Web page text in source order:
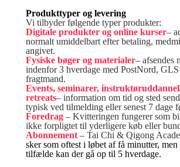
Produkttyper og levering
Vi tilbyder følgende typer produkter:
Digitale produkter og online kurser–
normalt umiddelbart efter betaling,
angivet.
Fysiske bøger og materialer– afsendes
indenfor 3 hverdage med PostNord,
fragtmand.
Events, seminarer,
retreats– information om tid og sted
typisk ved tilmelding eller senest 7 dage
Foredrag – Kvitteringen fungerer som
ikke forpligtet til yderligere køb eller
Abonnement – Tai Chi & Qigong
sker som oftest i løbet af få minutter,
tilfælde kan der gå op til 5 hverdage.